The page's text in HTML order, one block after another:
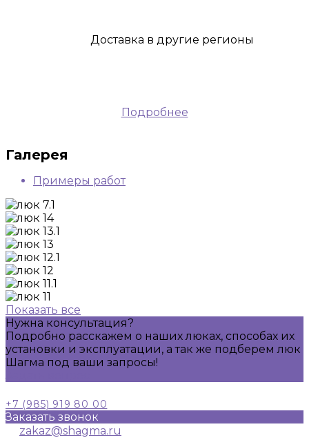
Доставка в другие регионы
Подробнее
Галерея
Примеры работ
Показать все
Нужна консультация?
Подробно расскажем о наших люках, способах их
установки и эксплуатации, а так же подберем люк
Шагма под ваши запросы!
+7 (985) 919 80 00
Заказать звонок
zakaz@shagma.ru